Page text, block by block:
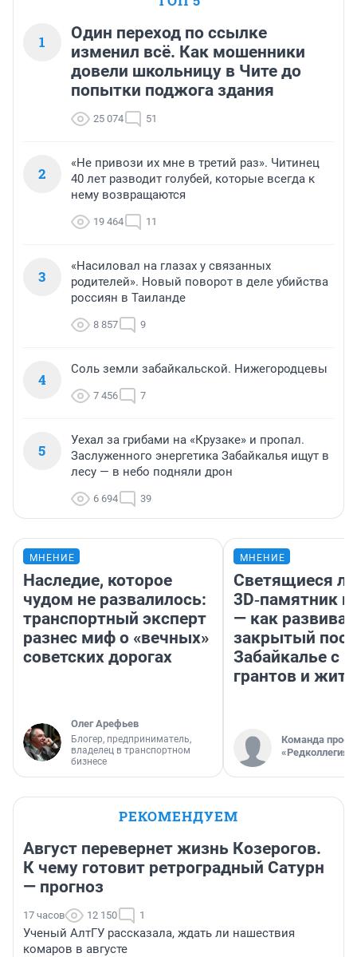
1
Один переход по ссылке
изменил всё. Как мошенники
довели школьницу в Чите до
попытки поджога здания
25 074 51
2
«Не привози их мне в третий раз». Читинец
40 лет разводит голубей, которые всегда к
нему возвращаются
19 464 11
3
«Насиловал на глазах у связанных
родителей». Новый поворот в деле убийства
россиян в Таиланде
8 857 9
4
Соль земли забайкальской. Нижегородцевы
7 456 7
5
Уехал за грибами на «Крузаке» и пропал.
Заслуженного энергетика Забайкалья ищут в
лесу — в небо подняли дрон
6 694 39
МНЕНИЕ
Наследие, которое
чудом не развалилось:
транспортный эксперт
разнес миф о «вечных»
советских дорогах
Олег Арефьев
Блогер, предприниматель,
владелец в транспортном
бизнесе
МНЕНИЕ
Светящиеся
3D‑памятник и
— как
закрытый
Забайкалье с
грантов и
Команда
«Редколлегия»
РЕКОМЕНДУЕМ
Август перевернет жизнь Козерогов.
К чему готовит ретроградный Сатурн
— прогноз
17 часов 12 150 1
Ученый АлтГУ рассказала, ждать ли нашествия
комаров в августе